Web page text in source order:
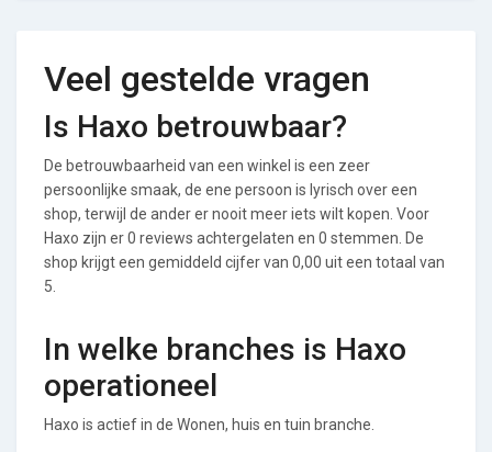
Veel gestelde vragen
Is Haxo betrouwbaar?
De betrouwbaarheid van een winkel is een zeer
persoonlijke smaak, de ene persoon is lyrisch over een
shop, terwijl de ander er nooit meer iets wilt kopen. Voor
Haxo zijn er 0 reviews achtergelaten en 0 stemmen. De
shop krijgt een gemiddeld cijfer van 0,00 uit een totaal van
5.
In welke branches is Haxo
operationeel
Haxo is actief in de Wonen, huis en tuin branche.